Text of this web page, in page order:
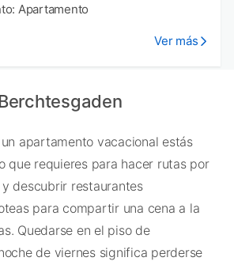
Apartamento
Ver más
apartamento vacacional estás
que requieres para hacer rutas por
descubrir restaurantes
para compartir una cena a la
Quedarse en el piso de
de viernes significa perderse